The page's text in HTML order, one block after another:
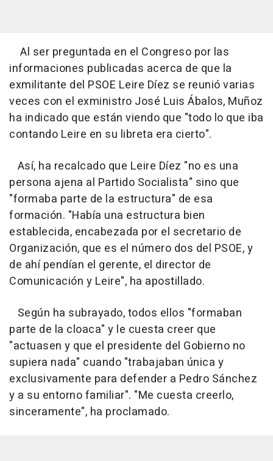
Al ser preguntada en el Congreso por las
informaciones publicadas acerca de que la
exmilitante del PSOE Leire Díez se reunió varias
veces con el exministro José Luis Ábalos, Muñoz
ha indicado que están viendo que "todo lo que iba
contando Leire en su libreta era cierto".
Así, ha recalcado que Leire Díez "no es una
persona ajena al Partido Socialista" sino que
"formaba parte de la estructura" de esa
formación. "Había una estructura bien
establecida, encabezada por el secretario de
Organización, que es el número dos del PSOE, y
de ahí pendían el gerente, el director de
Comunicación y Leire", ha apostillado.
Según ha subrayado, todos ellos "formaban
parte de la cloaca" y le cuesta creer que
"actuasen y que el presidente del Gobierno no
supiera nada" cuando "trabajaban única y
exclusivamente para defender a Pedro Sánchez
y a su entorno familiar". "Me cuesta creerlo,
sinceramente", ha proclamado.